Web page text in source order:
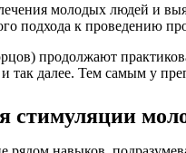
молодых людей и
подхода к проведению
продолжают
далее. Тем самым у
стимуляции